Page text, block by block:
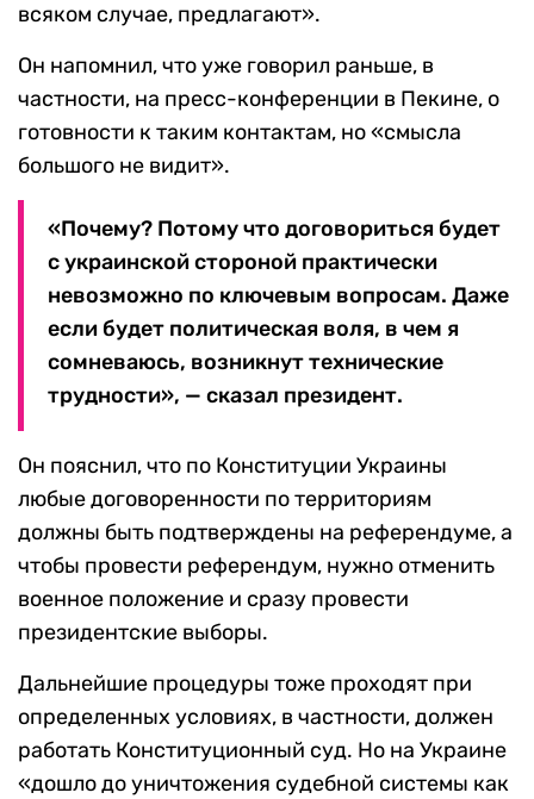
всяком случае, предлагают».
Он напомнил, что уже говорил раньше, в
частности, на пресс-конференции в Пекине, о
готовности к таким контактам, но «смысла
большого не видит».
«Почему? Потому что договориться будет
с украинской стороной практически
невозможно по ключевым вопросам. Даже
если будет политическая воля, в чем я
сомневаюсь, возникнут технические
трудности», — сказал президент.
Он пояснил, что по Конституции Украины
любые договоренности по территориям
должны быть подтверждены на референдуме, а
чтобы провести референдум, нужно отменить
военное положение и сразу провести
президентские выборы.
Дальнейшие процедуры тоже проходят при
определенных условиях, в частности, должен
работать Конституционный суд. Но на Украине
«дошло до уничтожения судебной системы как